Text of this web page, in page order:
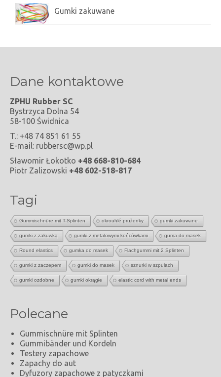
Gumki zakuwane
Dane kontaktowe
ZPHU Rubber SC
Bystrzyca Dolna 54
58-100 Świdnica
T.: +48 74 851 61 55
E-mail: rubbersc@wp.pl
Sławomir Łokotko +48 668-810-684
Piotr Zalizowski +48 602-518-817
Tagi
Gummischnüre mit T-Splinten okrouhlé pruženky gumki zakuwane
gumki z zakuwką gumki z metalowymi końcówkami guma do masek
Round elastics gumka do masek Flachgummi mit 2 Splinten
gumki z zaczepem gumki do masek sznurki w szpulach
gumki ozdobne gumki okrągłe elastic cord with metal ends
Polecane
Gummischnüre mit Splinten
Gummibänder und Kordeln
Testery zapachowe
Zapachy do aut
Dyfuzory zapachowe z patyczkami